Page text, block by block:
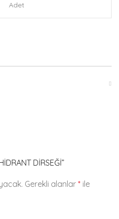
Adet
DİRSEĞİ”
Gerekli alanlar * ile